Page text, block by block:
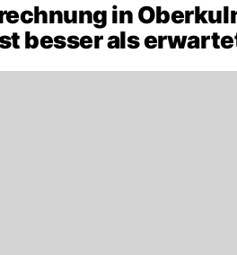
in
besser als